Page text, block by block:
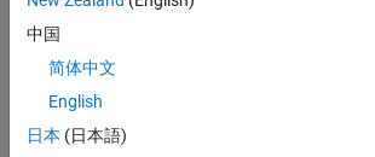
trouvez
pas
d'offre
corresponde
中国
简体中文
English
日本 (日本語)